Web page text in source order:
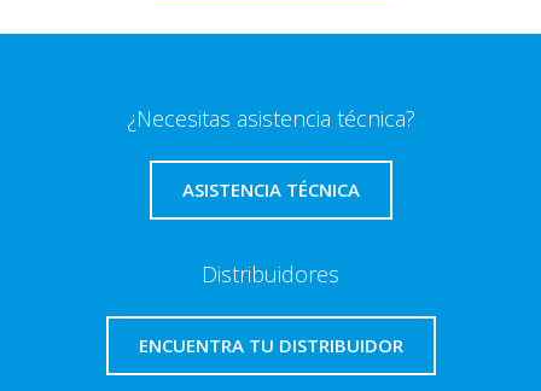
¿Necesitas asistencia técnica?
ASISTENCIA TÉCNICA
Distribuidores
ENCUENTRA TU DISTRIBUIDOR